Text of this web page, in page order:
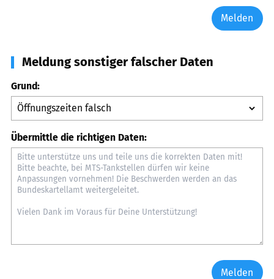
Melden
Meldung sonstiger falscher Daten
Grund:
Übermittle die richtigen Daten:
Melden